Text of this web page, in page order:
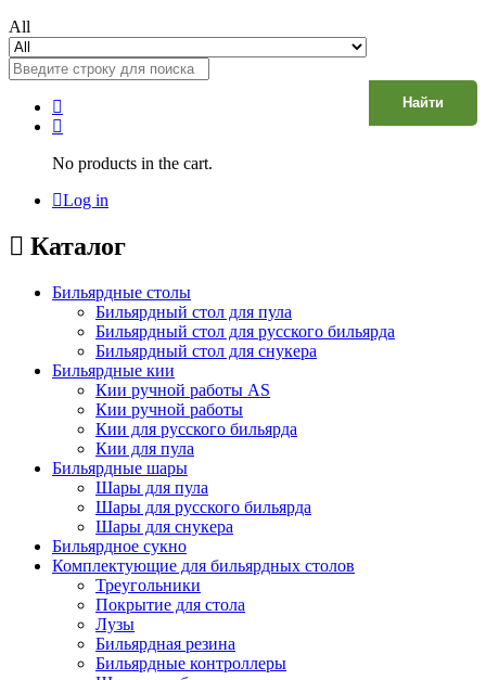
All
Найти
No products in the cart.
Log in
Каталог
Бильярдные столы
Бильярдный стол для пула
Бильярдный стол для русского бильярда
Бильярдный стол для снукера
Бильярдные кии
Кии ручной работы AS
Кии ручной работы
Кии для русского бильярда
Кии для пула
Бильярдные шары
Шары для пула
Шары для русского бильярда
Шары для снукера
Бильярдное сукно
Комплектующие для бильярдных столов
Треугольники
Покрытие для стола
Лузы
Бильярдная резина
Бильярдные контроллеры